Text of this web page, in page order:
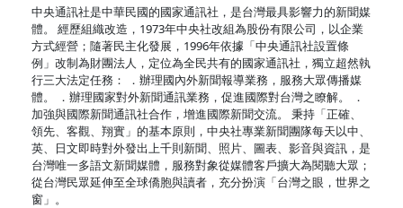
中央通訊社是中華民國的國家通訊社，是台灣最具影響力的新聞媒
體。 經歷組織改造，1973年中央社改組為股份有限公司，以企業
方式經營；隨著民主化發展，1996年依據「中央通訊社設置條
例」改制為財團法人，定位為全民共有的國家通訊社，獨立超然執
行三大法定任務： ．辦理國內外新聞報導業務，服務大眾傳播媒
體。 ．辦理國家對外新聞通訊業務，促進國際對台灣之瞭解。 ．
加強與國際新聞通訊社合作，增進國際新聞交流。 秉持「正確、
領先、客觀、翔實」的基本原則，中央社專業新聞團隊每天以中、
英、日文即時對外發出上千則新聞、照片、圖表、影音與資訊，是
台灣唯一多語文新聞媒體，服務對象從媒體客戶擴大為閱聽大眾；
從台灣民眾延伸至全球僑胞與讀者，充分扮演「台灣之眼，世界之
窗」。